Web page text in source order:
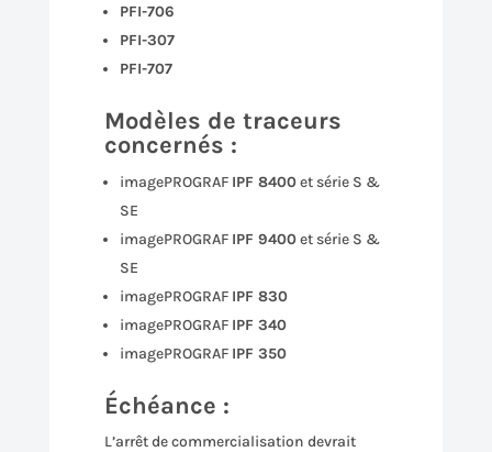
PFI-706
PFI-307
PFI-707
Modèles de traceurs
concernés :
imagePROGRAF IPF 8400et série S &
SE
imagePROGRAF IPF 9400et série S &
SE
imagePROGRAF IPF 830
imagePROGRAF IPF 340
imagePROGRAF IPF 350
Échéance :
L’arrêt de commercialisation devrait